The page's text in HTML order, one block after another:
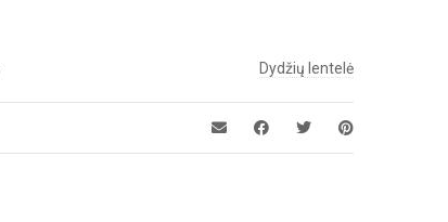
Dydžių lentelė